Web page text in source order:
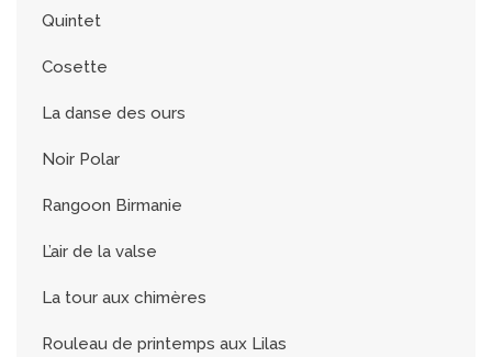
Quintet
Cosette
La danse des ours
Noir Polar
Rangoon Birmanie
L’air de la valse
La tour aux chimères
Rouleau de printemps aux Lilas